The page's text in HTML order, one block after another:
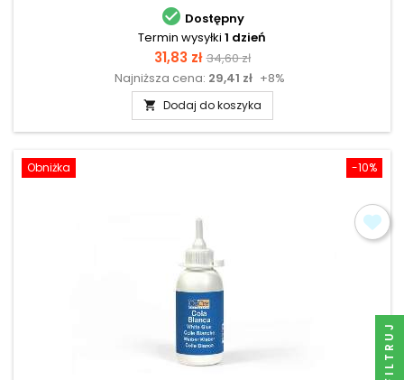
 Dostępny
Termin wysyłki 1 dzień
Cena
31,83 zł Cena
podstawowa
34,60 zł
Najniższa cena: 29,41 zł +8%
 Dodaj do koszyka
-10%
Obniżka
FILTRUJ